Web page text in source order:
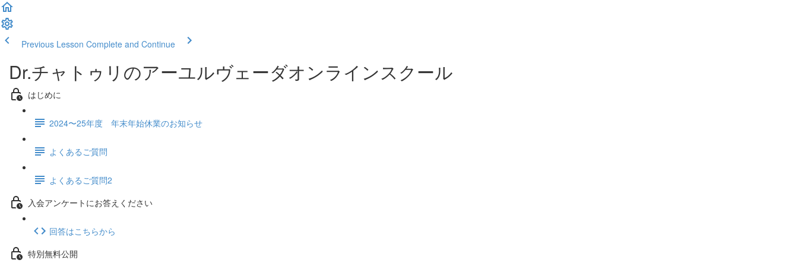
Previous Lesson Complete and Continue
Dr.チャトゥリのアーユルヴェーダオンラインスクール
はじめに
2024〜25年度 年末年始休業のお知らせ
よくあるご質問
よくあるご質問2
入会アンケートにお答えください
回答はこちらから
特別無料公開